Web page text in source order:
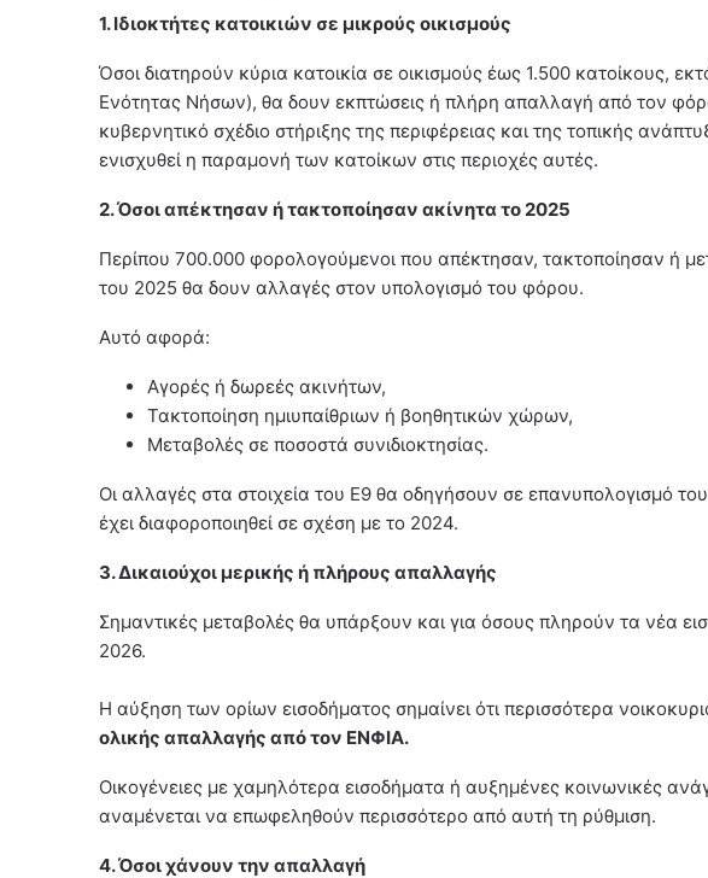
1. Ιδιοκτήτες κατοικιών σε μικρούς οικισμούς
Όσοι διατηρούν κύρια κατοικία σε οικισμούς έως 1.500 κατοίκους,
Ενότητας Νήσων), θα δουν εκπτώσεις ή πλήρη απαλλαγή από τον
κυβερνητικό σχέδιο στήριξης της περιφέρειας και της τοπικής
ενισχυθεί η παραμονή των κατοίκων στις περιοχές αυτές.
2. Όσοι απέκτησαν ή τακτοποίησαν ακίνητα το 2025
Περίπου 700.000 φορολογούμενοι που απέκτησαν, τακτοποίησαν ή
του 2025 θα δουν αλλαγές στον υπολογισμό του φόρου.
Αυτό αφορά:
Αγορές ή δωρεές ακινήτων,
Τακτοποίηση ημιυπαίθριων ή βοηθητικών χώρων,
Μεταβολές σε ποσοστά συνιδιοκτησίας.
Οι αλλαγές στα στοιχεία του Ε9 θα οδηγήσουν σε επανυπολογισμό του
έχει διαφοροποιηθεί σε σχέση με το 2024.
3. Δικαιούχοι μερικής ή πλήρους απαλλαγής
Σημαντικές μεταβολές θα υπάρξουν και για όσους πληρούν τα νέα
2026.
Η αύξηση των ορίων εισοδήματος σημαίνει ότι περισσότερα
ολικής απαλλαγής από τον ΕΝΦΙΑ.
Οικογένειες με χαμηλότερα εισοδήματα ή αυξημένες κοινωνικές
αναμένεται να επωφεληθούν περισσότερο από αυτή τη ρύθμιση.
4. Όσοι χάνουν την απαλλαγή